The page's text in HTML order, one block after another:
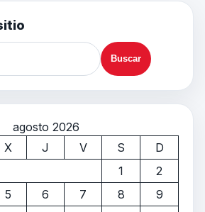
agosto 2026
X J V S
D
1
2
5 6 7 8
9